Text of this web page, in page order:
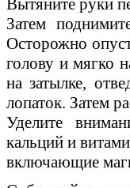
Вытяните руки
Затем
Осторожно
голову и мягко
на затылке,
лопаток. Затем
Уделите
кальций и
включающие